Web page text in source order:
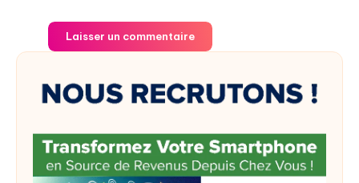
Laisser un commentaire